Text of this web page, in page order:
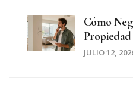
Cómo
Práctica
JULIO 12,